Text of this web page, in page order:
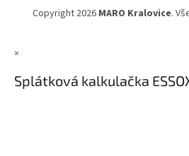
Copyright 2026 MARO Kralovice.
×
Splátková kalkulačka